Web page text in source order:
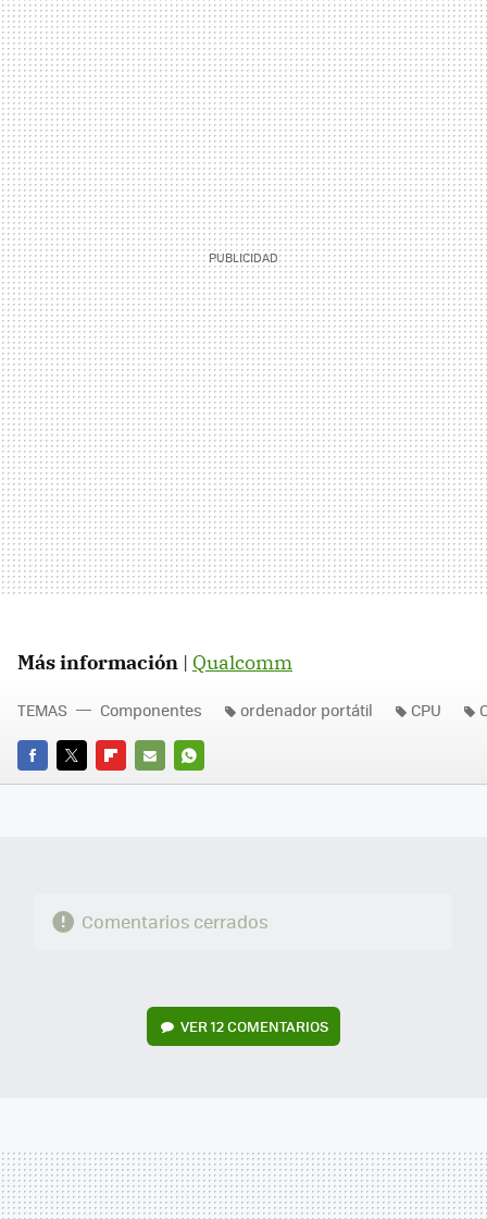
Más información | Qualcomm
FACEBOOK
TWITTERFLIPBOARD
E-
WHATSAPP
TEMAS Componentes ordenador portátil CPU
Comentarios cerrados
VER12 COMENTARIOS